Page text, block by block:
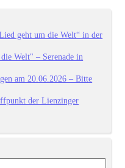
geht um die Welt“ in der
Welt" – Serenade in
am 20.06.2026 – Bitte
der Lienzinger